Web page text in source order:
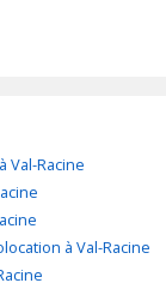
Val-Racine
à Val-Racine